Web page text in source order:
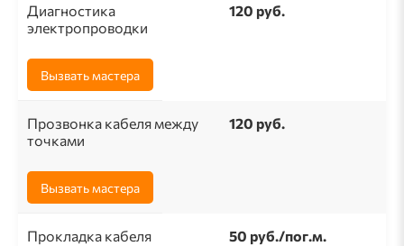
Диагностика
электропроводки
120 руб.
Вызвать мастера
Прозвонка кабеля между
точками
120 руб.
Вызвать мастера
Прокладка кабеля 50 pуб./пог.м.